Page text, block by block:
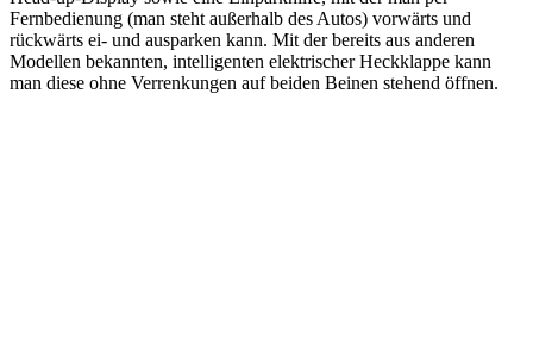
Fernbedienung (man steht außerhalb des Autos) vorwärts und
rückwärts ei- und ausparken kann. Mit der bereits aus anderen
Modellen bekannten, intelligenten elektrischer Heckklappe kann
man diese ohne Verrenkungen auf beiden Beinen stehend öffnen.